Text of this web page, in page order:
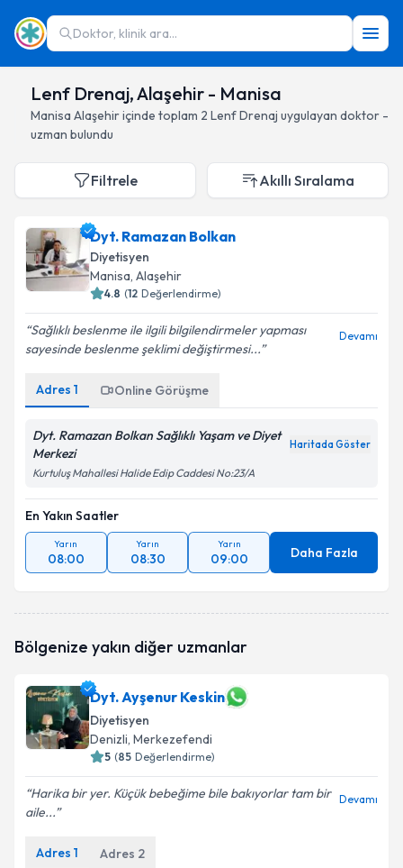
Doktor, klinik ara...
Lenf Drenaj, Alaşehir - Manisa
Manisa Alaşehiriçinde toplam 2 Lenf Drenaj uygulayan doktor -
uzman bulundu
Filtrele Akıllı Sıralama
Dyt. Ramazan Bolkan
Diyetisyen
Manisa, Alaşehir
4.8 (12 Değerlendirme)
Sağlıklı beslenme ile ilgili bilgilendirmeler yapması
sayesinde beslenme şeklimi değiştirmesi...
Devamı
Adres 1 Online Görüşme
Dyt. Ramazan Bolkan Sağlıklı Yaşam ve Diyet
Merkezi
Haritada Göster
Kurtuluş Mahallesi Halide Edip Caddesi No:23/A
En Yakın Saatler
Yarın
08:00
Yarın
08:30
Yarın
09:00 Daha Fazla
Bölgenize yakın diğer uzmanlar
Dyt. Ayşenur Keskin
Diyetisyen
Denizli, Merkezefendi
5 (85 Değerlendirme)
Harika bir yer. Küçük bebeğime bile bakıyorlar tam bir
aile...
Devamı
Adres 1 Adres 2